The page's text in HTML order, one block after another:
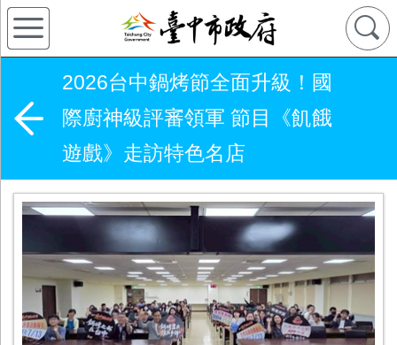
2026台中鍋烤節全面升級！國
際廚神級評審領軍 節目《飢餓
遊戲》走訪特色名店